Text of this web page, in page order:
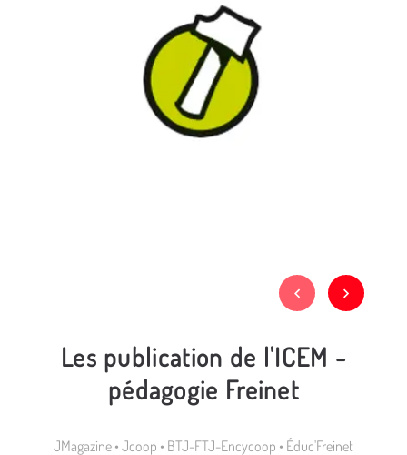
Les publication de l'ICEM -
pédagogie Freinet
JMagazine • Jcoop • BTJ-FTJ-Encycoop • Éduc'Freinet